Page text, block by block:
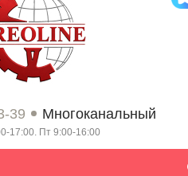
39 Многоканальный
17:00. Пт 9:00-16:00